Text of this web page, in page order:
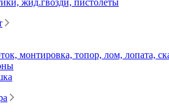
монтировка, топор, лом, лопата,